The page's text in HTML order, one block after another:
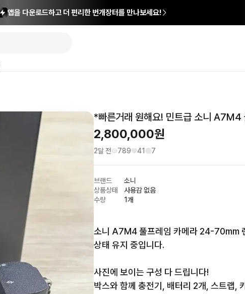
앱을 다운로드하고 더 편리한 번개장터를 만나보세요!
*빠른거래 원해요! 민트급 소니
2,800,000원
2달 전 789 41 7
브랜드
소니
상품상태
사용감 없음
수량
1개
소니 A7M4 풀프레임 카메라 24-70mm
상태 유지 중입니다.
사진에 보이는 구성 다 드립니다!
박스와 함께 충전기, 배터리 2개, 스트랩,